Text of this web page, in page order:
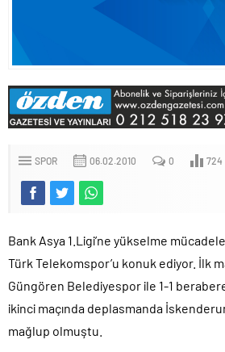
SPOR 06.02.2010 0 724
Bank Asya 1.Ligi’ne yükselme
Türk Telekomspor’u konuk ediyor. İlk
Güngören Belediyespor ile 1-1
ikinci maçında deplasmanda
mağlup olmuştu.